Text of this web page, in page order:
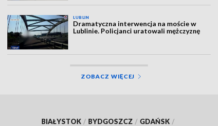
LUBLIN
Dramatyczna interwencja na moście w
Lublinie. Policjanci uratowali mężczyznę
ZOBACZ WIĘCEJ
BIAŁYSTOK / BYDGOSZCZ / GDAŃSK /